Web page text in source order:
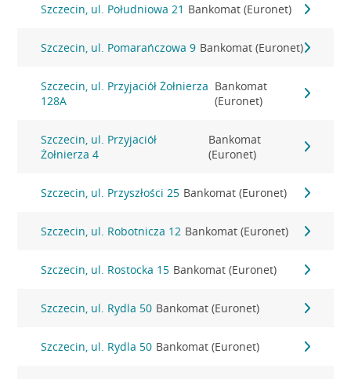
Szczecin, ul. Południowa 21 Bankomat (Euronet)
Szczecin, ul. Pomarańczowa 9 Bankomat (Euronet)
Szczecin, ul. Przyjaciół Żołnierza
128A
Bankomat
(Euronet)
Szczecin, ul. Przyjaciół
Żołnierza 4
Bankomat
(Euronet)
Szczecin, ul. Przyszłości 25 Bankomat (Euronet)
Szczecin, ul. Robotnicza 12 Bankomat (Euronet)
Szczecin, ul. Rostocka 15 Bankomat (Euronet)
Szczecin, ul. Rydla 50 Bankomat (Euronet)
Szczecin, ul. Rydla 50 Bankomat (Euronet)